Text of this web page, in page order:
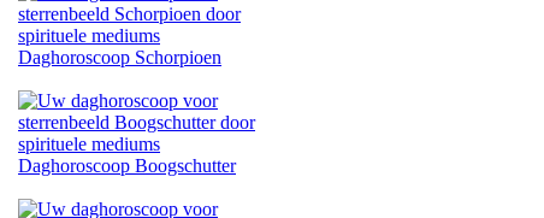
Daghoroscoop Schorpioen
Daghoroscoop Boogschutter